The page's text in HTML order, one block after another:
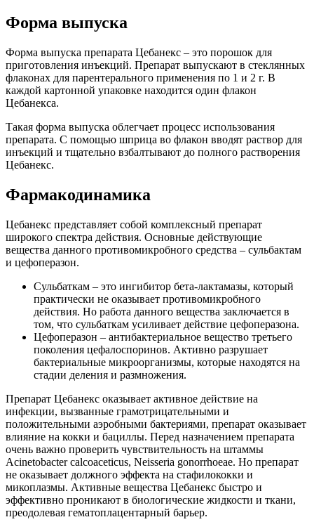
Форма выпуска
Форма выпуска препарата Цебанекс – это порошок для
приготовления инъекций. Препарат выпускают в стеклянных
флаконах для парентерального применения по 1 и 2 г. В
каждой картонной упаковке находится один флакон
Цебанекса.
Такая форма выпуска облегчает процесс использования
препарата. С помощью шприца во флакон вводят раствор для
инъекций и тщательно взбалтывают до полного растворения
Цебанекс.
Фармакодинамика
Цебанекс представляет собой комплексный препарат
широкого спектра действия. Основные действующие
вещества данного противомикробного средства – сульбактам
и цефоперазон.
Сульбаткам – это ингибитор бета-лактамазы, который
практически не оказывает противомикробного
действия. Но работа данного вещества заключается в
том, что сульбаткам усиливает действие цефоперазона.
Цефоперазон – антибактериальное вещество третьего
поколения цефалоспоринов. Активно разрушает
бактериальные микроорганизмы, которые находятся на
стадии деления и размножения.
Препарат Цебанекс оказывает активное действие на
инфекции, вызванные грамотрицательными и
положительными аэробными бактериями, препарат оказывает
влияние на кокки и бациллы. Перед назначением препарата
очень важно проверить чувствительность на штаммы
Acinetobacter calcoaceticus, Neisseria gonorrhoeae. Но препарат
не оказывает должного эффекта на стафилококки и
микоплазмы. Активные вещества Цебанекс быстро и
эффективно проникают в биологические жидкости и ткани,
преодолевая гематоплацентарный барьер.